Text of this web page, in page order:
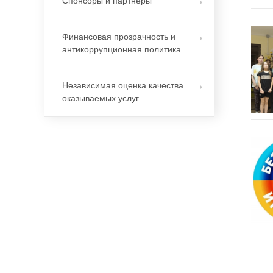
Финансовая прозрачность и
антикоррупционная политика
Независимая оценка качества
оказываемых услуг